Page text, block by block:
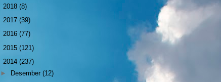
2018 (8)
2017 (39)
2016 (77)
2015 (121)
2014 (237)
► Desember(12)